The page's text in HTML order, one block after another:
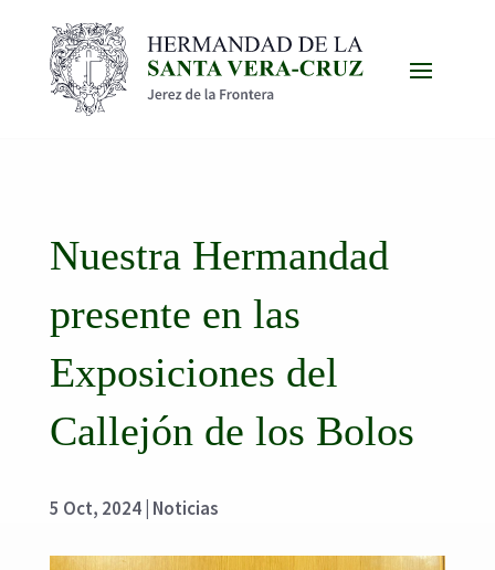
Nuestra Hermandad
presente en las
Exposiciones del
Callejón de los Bolos
5 Oct, 2024| Noticias